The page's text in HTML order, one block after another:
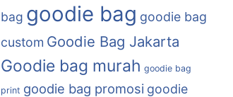
bag goodie bag goodie bag
custom Goodie Bag Jakarta
Goodie bag murah goodie bag
print goodie bag promosi goodie